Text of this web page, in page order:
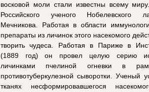
восковой моли стали известны всему
Российского ученого Нобелевского
Мечникова. Работая в области
препараты из личинок этого насекомого
творить чудеса. Работая в Париже в
(1889 год) он провел целую серию
личинками пчелиной огневки в
противотуберкулезной сыворотки. Ученый
тканях несформировавшегося